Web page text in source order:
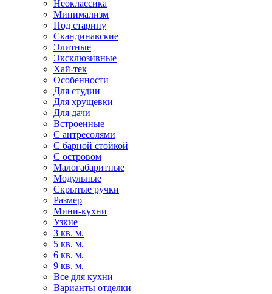
Неоклассика
Минимализм
Под старину
Скандинавские
Элитные
Эксклюзивные
Хай-тек
Особенности
Для студии
Для хрущевки
Для дачи
Встроенные
С антресолями
С барной стойкой
С островом
Малогабаритные
Модульные
Скрытые ручки
Размер
Мини-кухни
Узкие
3 кв. м.
5 кв. м.
6 кв. м.
9 кв. м.
Все для кухни
Варианты отделки